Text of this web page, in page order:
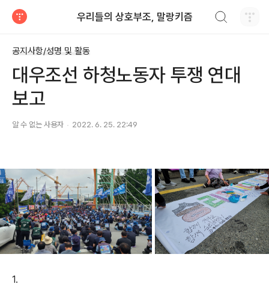
우리들의 상호부조, 말랑키즘
공지사항/성명 및 활동
대우조선 하청노동자 투쟁 연대
보고
알 수 없는 사용자 2022. 6. 25. 22:49
1.